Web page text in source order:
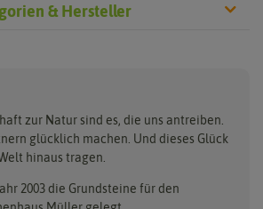
& Hersteller
Keimsprossen
Saatgut für Werbezwecke
Samen-Sets
FLORTUS
Greenline
Grüne Oase
zur Natur sind es, die uns antreiben.
glücklich machen. Und dieses Glück
hinaus tragen.
2003 die Grundsteine für den